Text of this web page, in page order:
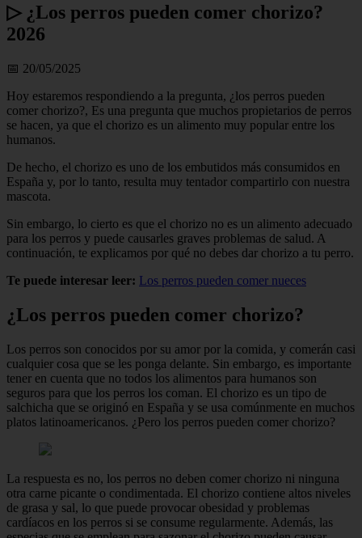
▷ ¿Los perros pueden comer chorizo?
2026
📅 20/05/2025
Hoy estaremos respondiendo a la pregunta, ¿los perros pueden
comer chorizo?, Es una pregunta que muchos propietarios de perros
se hacen, ya que el chorizo es un alimento muy popular entre los
humanos.
De hecho, el chorizo es uno de los embutidos más consumidos en
España y, por lo tanto, resulta muy tentador compartirlo con nuestra
mascota.
Sin embargo, lo cierto es que el chorizo no es un alimento adecuado
para los perros y puede causarles graves problemas de salud. A
continuación, te explicamos por qué no debes dar chorizo a tu perro.
Te puede interesar leer: Los perros pueden comer nueces
¿Los perros pueden comer chorizo?
Los perros son conocidos por su amor por la comida, y comerán casi
cualquier cosa que se les ponga delante. Sin embargo, es importante
tener en cuenta que no todos los alimentos para humanos son
seguros para que los perros los coman. El chorizo es un tipo de
salchicha que se originó en España y se usa comúnmente en muchos
platos latinoamericanos. ¿Pero los perros pueden comer chorizo?
La respuesta es no, los perros no deben comer chorizo ni ninguna
otra carne picante o condimentada. El chorizo contiene altos niveles
de grasa y sal, lo que puede provocar obesidad y problemas
cardíacos en los perros si se consume regularmente. Además, las